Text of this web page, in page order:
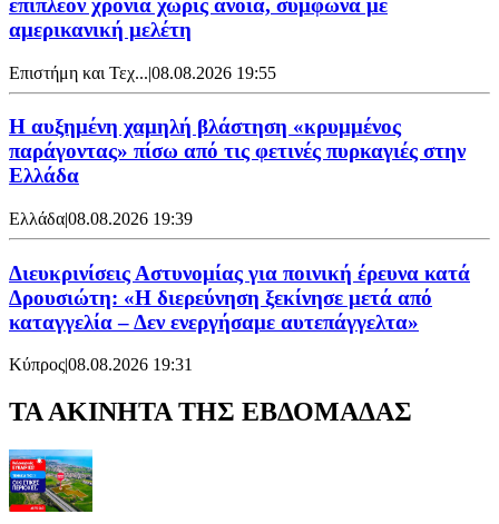
επιπλέον χρόνια χωρίς άνοια, σύμφωνα με
αμερικανική μελέτη
Επιστήμη και Τεχ...|08.08.2026 19:55
Η αυξημένη χαμηλή βλάστηση «κρυμμένος
παράγοντας» πίσω από τις φετινές πυρκαγιές στην
Ελλάδα
Ελλάδα|08.08.2026 19:39
Διευκρινίσεις Αστυνομίας για ποινική έρευνα κατά
Δρουσιώτη: «Η διερεύνηση ξεκίνησε μετά από
καταγγελία – Δεν ενεργήσαμε αυτεπάγγελτα»
Κύπρος|08.08.2026 19:31
ΤΑ ΑΚΙΝΗΤΑ ΤΗΣ ΕΒΔΟΜΑΔΑΣ